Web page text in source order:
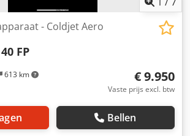
613 km
- Coldjet Aero
FP
€ 9.950
Vaste prijs excl. btw
Bellen